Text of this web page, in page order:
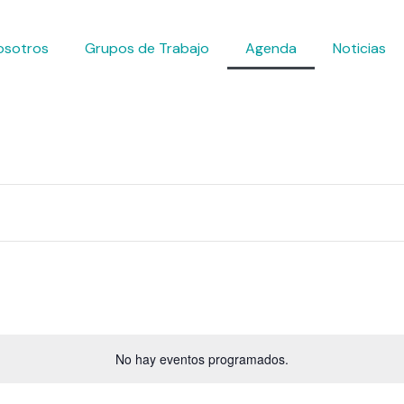
Grupos de Trabajo Agenda Noticias
No hay eventos programados.